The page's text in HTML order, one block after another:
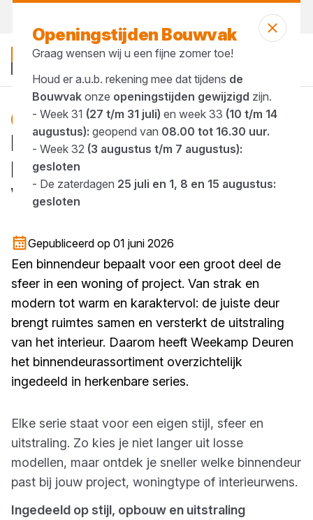
Blog
Nieuw: de
binnendeurseries van
Weekamp
Gepubliceerd op 01 juni 2026
Een binnendeur bepaalt voor een groot deel de
sfeer in een woning of project. Van strak en
modern tot warm en karaktervol: de juiste deur
brengt ruimtes samen en versterkt de uitstraling
van het interieur. Daarom heeft Weekamp Deuren
het binnendeurassortiment overzichtelijk
ingedeeld in herkenbare series.
Elke serie staat voor een eigen stijl, sfeer en
uitstraling. Zo kies je niet langer uit losse
modellen, maar ontdek je sneller welke binnendeur
past bij jouw project, woningtype of interieurwens.
Ingedeeld op stijl, opbouw en uitstraling
Openingstijden Bouwvak
Graag wensen wij u een fijne zomer toe!
Houd er a.u.b. rekening mee dat tijdens de
Bouwvakonze openingstijden gewijzigd zijn.
- Week 31 (27 t/m 31 juli) en week 33 (10 t/m 14
augustus): geopend van 08.00 tot 16.30 uur.
- Week 32 (3 augustus t/m 7 augustus):
gesloten
- De zaterdagen 25 juli en 1, 8 en 15 augustus:
gesloten